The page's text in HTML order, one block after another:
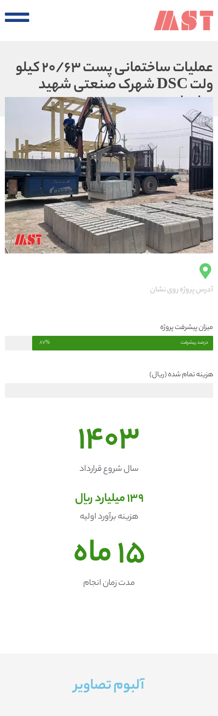
عملیات ساختمانی پست 20/63 کیلو
ولت DSC شهرک صنعتی شهید
سلیمانی
آدرس پروژه روی نشان
میزان پیشرفت پروژه
درصد پیشرفت 87%
هزینه تمام شده (ریال)
سال شروع قرارداد
1403
هزینه برآورد اولیه
139
مدت زمان انجام
15
آلبوم تصاویر